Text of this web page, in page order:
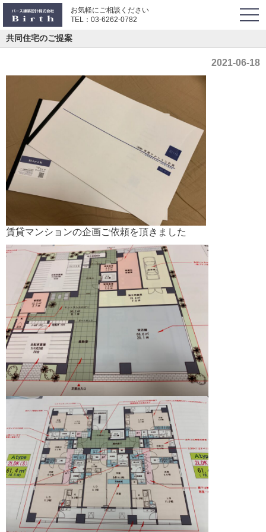
お気軽にご相談ください
TEL： 03-6262-0782
共同住宅のご提案
2021-06-18
賃貸マンションの企画ご依頼を頂きました